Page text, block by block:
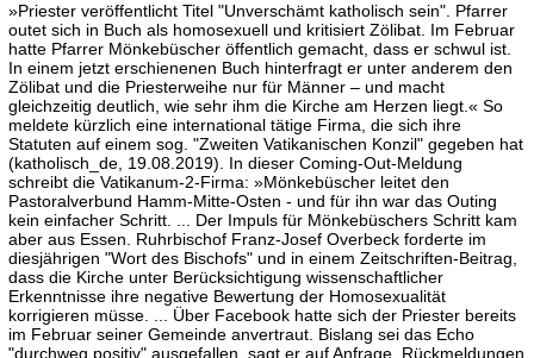
»Priester veröffentlicht Titel "Unverschämt katholisch sein". Pfarrer
outet sich in Buch als homosexuell und kritisiert Zölibat. Im Februar
hatte Pfarrer Mönkebüscher öffentlich gemacht, dass er schwul ist.
In einem jetzt erschienenen Buch hinterfragt er unter anderem den
Zölibat und die Priesterweihe nur für Männer – und macht
gleichzeitig deutlich, wie sehr ihm die Kirche am Herzen liegt.« So
meldete kürzlich eine international tätige Firma, die sich ihre
Statuten auf einem sog. "Zweiten Vatikanischen Konzil" gegeben hat
(katholisch_de, 19.08.2019). In dieser Coming-Out-Meldung
schreibt die Vatikanum-2-Firma: »Mönkebüscher leitet den
Pastoralverbund Hamm-Mitte-Osten - und für ihn war das Outing
kein einfacher Schritt. ... Der Impuls für Mönkebüschers Schritt kam
aber aus Essen. Ruhrbischof Franz-Josef Overbeck forderte im
diesjährigen "Wort des Bischofs" und in einem Zeitschriften-Beitrag,
dass die Kirche unter Berücksichtigung wissenschaftlicher
Erkenntnisse ihre negative Bewertung der Homosexualität
korrigieren müsse. ... Über Facebook hatte sich der Priester bereits
im Februar seiner Gemeinde anvertraut. Bislang sei das Echo
"durchweg positiv" ausgefallen, sagt er auf Anfrage. Rückmeldungen